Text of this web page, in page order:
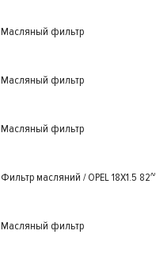
Масляный фильтр
Масляный фильтр
Масляный фильтр
Фильтр масляний / OPEL 18X1.5 82~
Масляный фильтр